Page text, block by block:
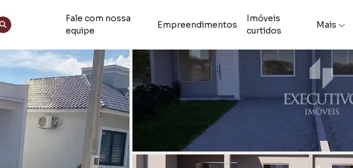
Fale com nossa
equipe
Empreendimentos
Imóveis
curtidos
Mais